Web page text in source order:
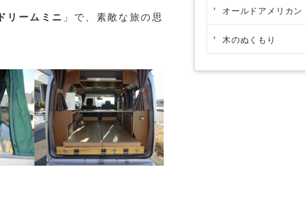
ドリームミニ 」で、素敵な旅の思
オールドアメリカン
木のぬくもり